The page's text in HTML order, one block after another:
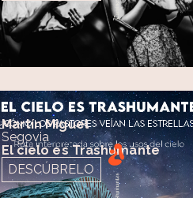
Martín Miguel
Segovia
El cielo es Trashumante
DESCÚBRELO